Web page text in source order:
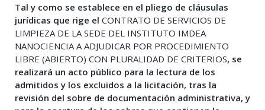
Tal y como se establece en el pliego de cláusulas
jurídicas que rige el CONTRATO DE SERVICIOS DE
LIMPIEZA DE LA SEDE DEL INSTITUTO IMDEA
NANOCIENCIA A ADJUDICAR POR PROCEDIMIENTO
LIBRE (ABIERTO) CON PLURALIDAD DE CRITERIOS, se
realizará un acto público para la lectura de los
admitidos y los excluidos a la licitación, tras la
revisión del sobre de documentación administrativa, y